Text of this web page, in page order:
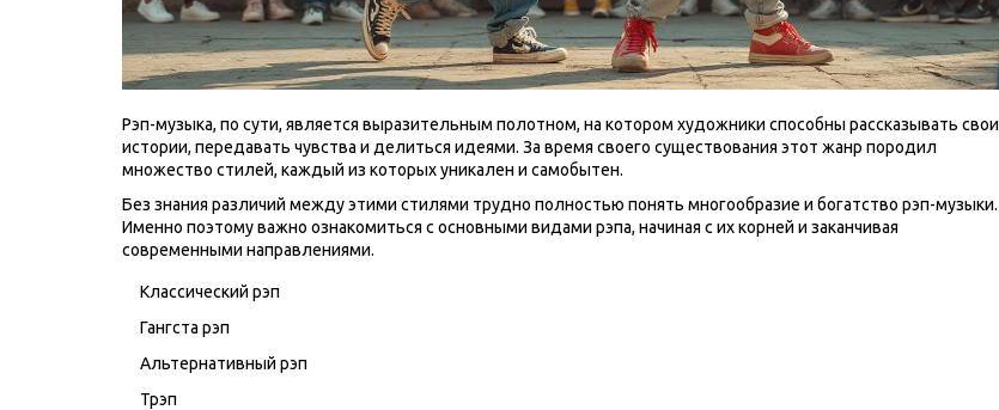
Рэп-музыка, по сути, является выразительным полотном, на котором художники способны рассказывать свои
истории, передавать чувства и делиться идеями. За время своего существования этот жанр породил
множество стилей, каждый из которых уникален и самобытен.
Без знания различий между этими стилями трудно полностью понять многообразие и богатство рэп-музыки.
Именно поэтому важно ознакомиться с основными видами рэпа, начиная с их корней и заканчивая
современными направлениями.
Классический рэп
Гангста рэп
Альтернативный рэп
Трэп